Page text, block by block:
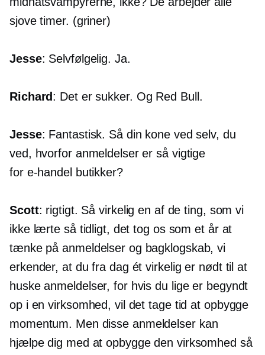
sjove timer. (griner)
Jesse: Selvfølgelig. Ja.
Richard: Det er sukker. Og Red Bull.
Jesse: Fantastisk. Så din kone ved selv, du
ved, hvorfor anmeldelser er så vigtige
for e-handel butikker?
Scott: rigtigt. Så virkelig en af ​​de ting, som vi
ikke lærte så tidligt, det tog os som et år at
tænke på anmeldelser og bagklogskab, vi
erkender, at du fra dag ét virkelig er nødt til at
huske anmeldelser, for hvis du lige er begyndt
op i en virksomhed, vil det tage tid at opbygge
momentum. Men disse anmeldelser kan
hjælpe dig med at opbygge den virksomhed så